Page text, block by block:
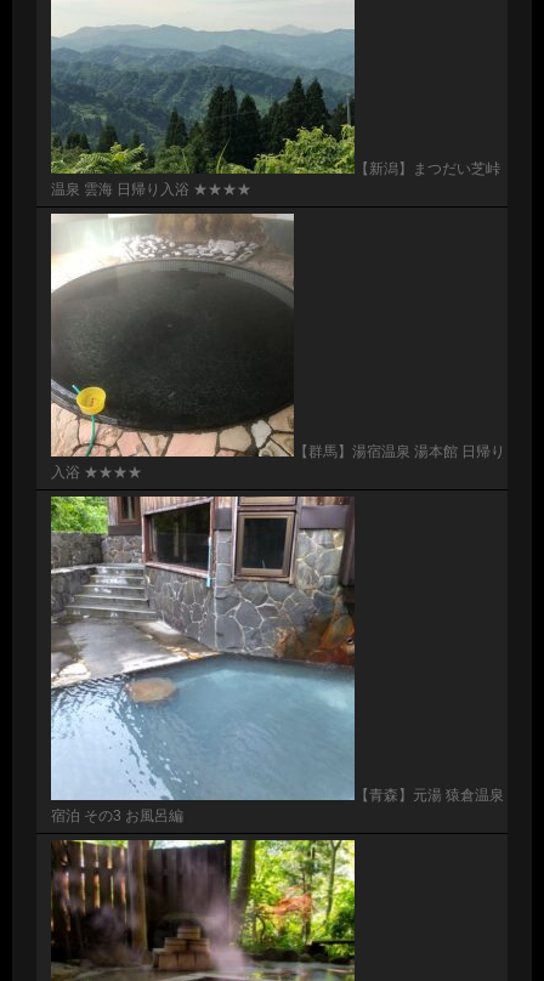
【新潟】まつだい芝峠
温泉 雲海 日帰り入浴 ★★★★
【群馬】湯宿温泉 湯本館 日帰り
入浴 ★★★★
【青森】元湯 猿倉温泉
宿泊 その3 お風呂編